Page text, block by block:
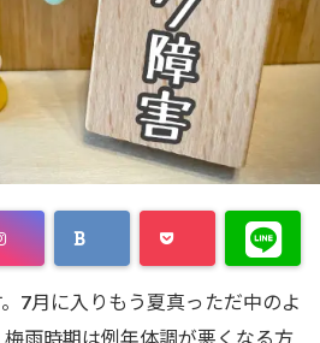
7月に入りもう夏真っただ中のよ
雨時期は例年体調が悪くなる方